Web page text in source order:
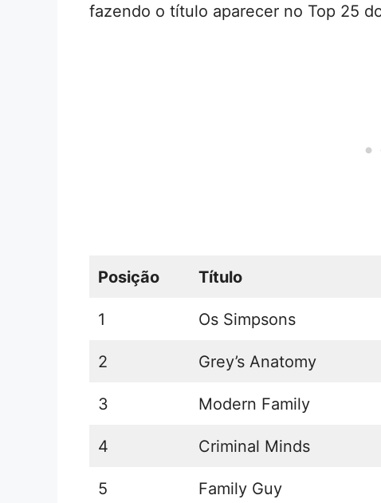
fazendo o título aparecer no Top 25
Posição Título
1 Os Simpsons
2 Grey’s Anatomy
3 Modern Family
4 Criminal Minds
5 Family Guy